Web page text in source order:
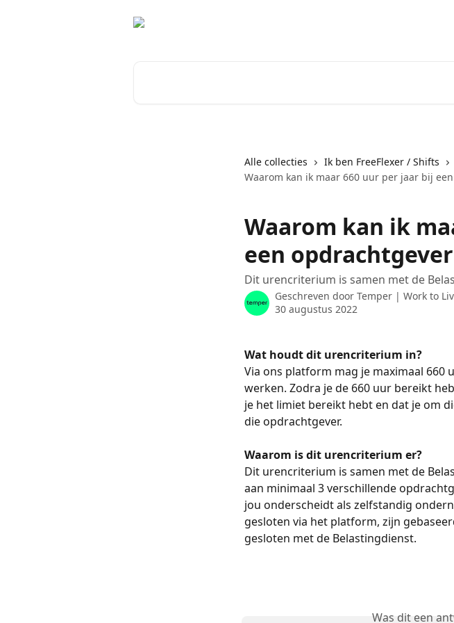
Alle collecties Ik ben FreeFlexer / Shifts
Waarom kan ik maar 660 uur per jaar bij
Waarom kan ik
een
Dit urencriterium is samen met de
Geschreven door Temper | Work to
30 augustus 2022
Wat houdt dit urencriterium in?
Via ons platform mag je maximaal 660
werken. Zodra je de 660 uur bereikt
je het limiet bereikt hebt en dat je om
die opdrachtgever.
Waarom is dit urencriterium er?
Dit urencriterium is samen met de
aan minimaal 3 verschillende
jou onderscheidt als zelfstandig
gesloten via het platform, zijn
gesloten met de Belastingdienst.
Was dit een